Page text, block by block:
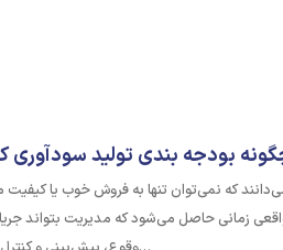
بودجه‌ بندی تولید سودآوری
که نمی‌توان تنها به فروش خوب یا
زمانی حاصل می‌شود که مدیریت بتواند